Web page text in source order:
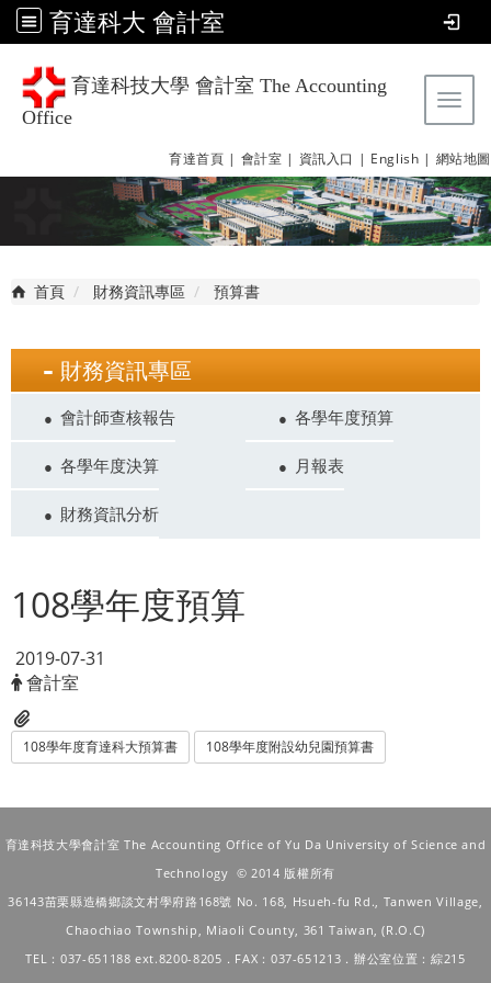
育達科大 會計室
育達科技大學 會計室 The Accounting
Office
育達首頁 | 會計室 | 資訊入口 | English | 網站地圖
首頁 財務資訊專區 預算書
財務資訊專區
會計師查核報告 各學年度預算
各學年度決算 月報表
財務資訊分析
108學年度預算
2019-07-31
會計室
108學年度育達科大預算書 108學年度附設幼兒園預算書
育達科技大學會計室 The Accounting Office of Yu Da University of Science and
Technology © 2014 版權所有
36143苗栗縣造橋鄉談文村學府路168號 No. 168, Hsueh-fu Rd., Tanwen Village,
Chaochiao Township, Miaoli County, 361 Taiwan, (R.O.C)
TEL：037-651188 ext.8200-8205．FAX：037-651213．辦公室位置：綜215